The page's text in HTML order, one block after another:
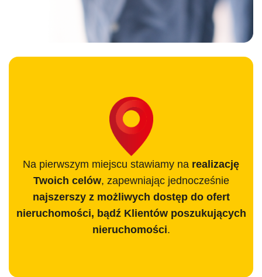
Na pierwszym miejscu stawiamy na realizację
Twoich celów, zapewniając jednocześnie
najszerszy z możliwych dostęp do ofert
nieruchomości, bądź Klientów poszukujących
nieruchomości.